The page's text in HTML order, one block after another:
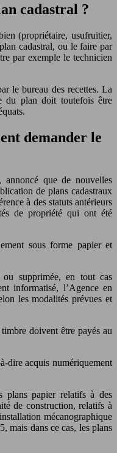
cadastral ?
(propriétaire, usufruitier,
cadastral, ou le faire par
par exemple le technicien
le bureau des recettes. La
du plan doit toutefois être
demander le
annoncé que de nouvelles
de plans cadastraux
à des statuts antérieurs
de propriété qui ont été
sous forme papier et
supprimée, en tout cas
informatisé, l’Agence en
les modalités prévues et
doivent être payés au
dire acquis numériquement
plans papier relatifs à des
de construction, relatifs à
mécanographique
mais dans ce cas, les plans